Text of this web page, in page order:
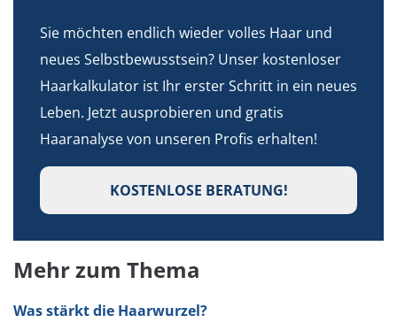
Sie möchten endlich wieder volles Haar und
neues Selbstbewusstsein? Unser kostenloser
Haarkalkulator ist Ihr erster Schritt in ein neues
Leben. Jetzt ausprobieren und gratis
Haaranalyse von unseren Profis erhalten!
KOSTENLOSE BERATUNG!
Mehr zum Thema
Was stärkt die Haarwurzel?